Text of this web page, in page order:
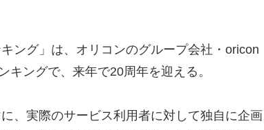
ング」は、オリコンのグループ会社・oricon
キングで、来年で20周年を迎える。
、実際のサービス利用者に対して独自に企画